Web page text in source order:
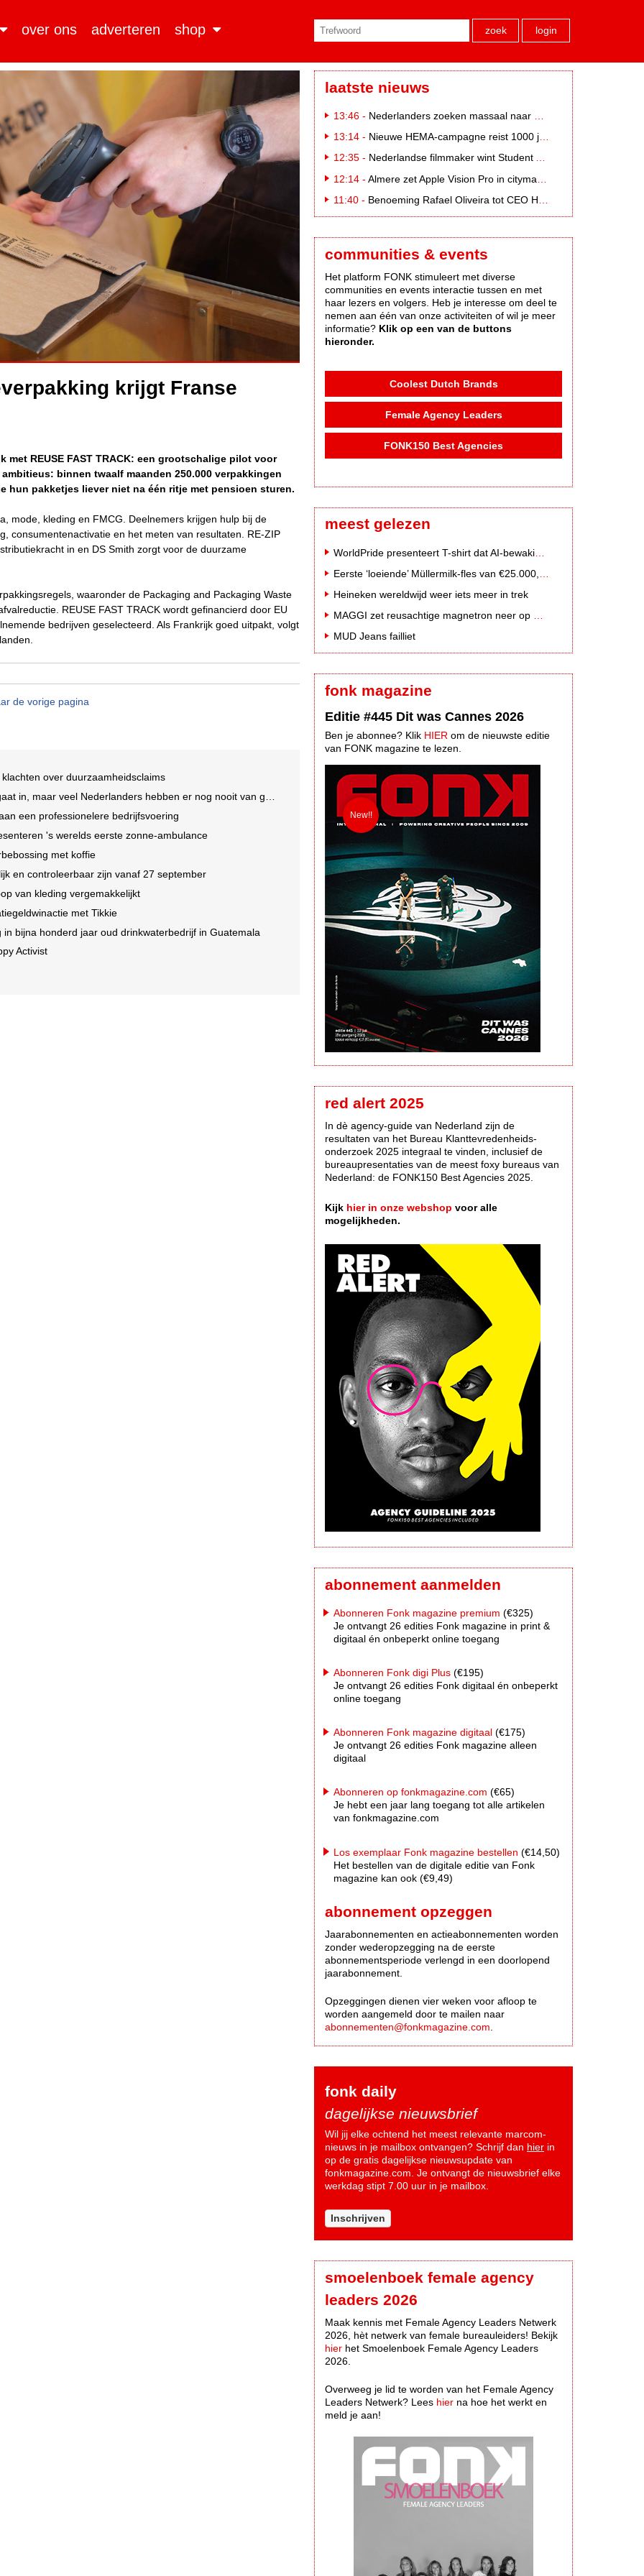
over ons adverteren shop zoek login
krijgt Franse
met REUSE FAST TRACK: een grootschalige pilot voor
binnen twaalf maanden 250.000 verpakkingen
hun pakketjes liever niet na één ritje met pensioen sturen.
mode, kleding en FMCG. Deelnemers krijgen hulp bij de
consumentenactivatie en het meten van resultaten. RE-ZIP
in en DS Smith zorgt voor de duurzame
waaronder de Packaging and Packaging Waste
REUSE FAST TRACK wordt gefinancierd door EU
bedrijven geselecteerd. Als Frankrijk goed uitpakt, volgt
de vorige pagina
over duurzaamheidsclaims
maar veel Nederlanders hebben er nog nooit van gehoord
een professionelere bedrijfsvoering
's werelds eerste zonne-ambulance
met koffie
en controleerbaar zijn vanaf 27 september
van kleding vergemakkelijkt
met Tikkie
bijna honderd jaar oud drinkwaterbedrijf in Guatemala
Activist
laatste nieuws
13:46 - Nederlanders zoeken massaal naar eclipsbrillen op Marktplaats
13:14 - Nieuwe HEMA-campagne reist 1000 jaar terug in de tijd naar 'Hemastein'
12:35 - Nederlandse filmmaker wint Student Academy Award
12:14 - Almere zet Apple Vision Pro in citymarketing
11:40 - Benoeming Rafael Oliveira tot CEO Heineken nu defintief
communities & events
Het platform FONK stimuleert met diverse
communities en events interactie tussen en met
haar lezers en volgers. Heb je interesse om deel te
nemen aan één van onze activiteiten of wil je meer
informatie? Klik op een van de buttons
hieronder.
Coolest Dutch Brands
Female Agency Leaders
FONK150 Best Agencies
meest gelezen
Heineken wereldwijd weer iets meer in trek
MUD Jeans failliet
fonk magazine
Editie #445 Dit was Cannes 2026
Ben je abonnee? Klik HIER om de nieuwste editie
van FONK magazine te lezen.
red alert 2025
In dè agency-guide van Nederland zijn de
resultaten van het Bureau Klanttevredenheids-
onderzoek 2025 integraal te vinden, inclusief de
bureaupresentaties van de meest foxy bureaus van
Nederland: de FONK150 Best Agencies 2025.
Kijk hier in onze webshop voor alle
mogelijkheden.
abonnement aanmelden
Abonneren Fonk magazine premium (€325)
Je ontvangt 26 edities Fonk magazine in print &
digitaal én onbeperkt online toegang
Abonneren Fonk digi Plus (€195)
Je ontvangt 26 edities Fonk digitaal én onbeperkt
online toegang
Abonneren Fonk magazine digitaal (€175)
Je ontvangt 26 edities Fonk magazine alleen
digitaal
Abonneren op fonkmagazine.com (€65)
Je hebt een jaar lang toegang tot alle artikelen
van fonkmagazine.com
Los exemplaar Fonk magazine bestellen (€14,50)
Het bestellen van de digitale editie van Fonk
magazine kan ook (€9,49)
abonnement opzeggen
Jaarabonnementen en actieabonnementen worden
zonder wederopzegging na de eerste
abonnementsperiode verlengd in een doorlopend
jaarabonnement.
Opzeggingen dienen vier weken voor afloop te
worden aangemeld door te mailen naar
abonnementen@fonkmagazine.com
fonk daily
dagelijkse nieuwsbrief
Wil jij elke ochtend het meest relevante marcom-
nieuws in je mailbox ontvangen? Schrijf dan hier in
op de gratis dagelijkse nieuwsupdate van
fonkmagazine.com. Je ontvangt de nieuwsbrief elke
werkdag stipt 7.00 uur in je mailbox.
Inschrijven
smoelenboek female agency
leaders 2026
Maak kennis met Female Agency Leaders Netwerk
2026, hèt netwerk van female bureauleiders! Bekijk
hier het Smoelenboek Female Agency Leaders
2026.
Overweeg je lid te worden van het Female Agency
Leaders Netwerk? Lees hier na hoe het werkt en
meld je aan!